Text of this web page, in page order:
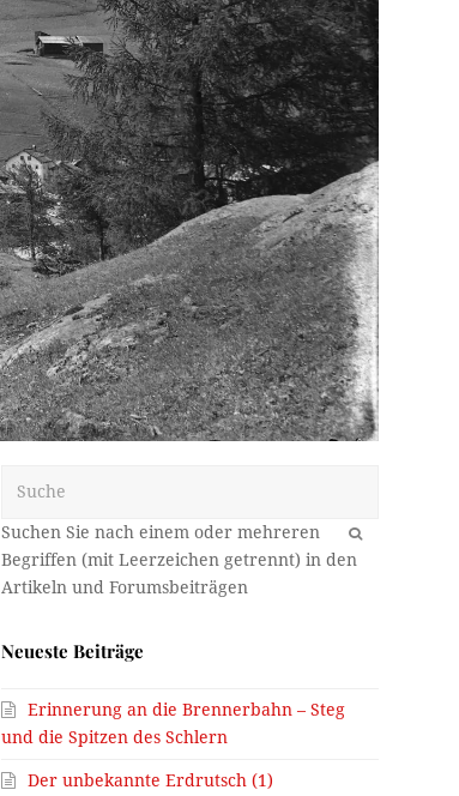
OK
Neueste Beiträge
Erinnerung an die Brennerbahn – Steg
und die Spitzen des Schlern
Der unbekannte Erdrutsch (1)